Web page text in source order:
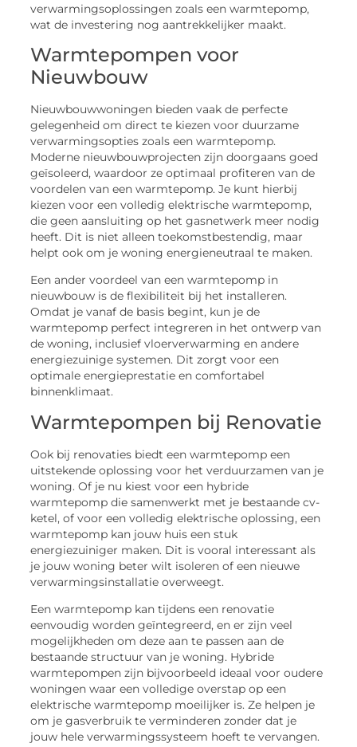
verwarmingsoplossingen zoals een warmtepomp,
wat de investering nog aantrekkelijker maakt.
Warmtepompen voor
Nieuwbouw
Nieuwbouwwoningen bieden vaak de perfecte
gelegenheid om direct te kiezen voor duurzame
verwarmingsopties zoals een warmtepomp.
Moderne nieuwbouwprojecten zijn doorgaans goed
geïsoleerd, waardoor ze optimaal profiteren van de
voordelen van een warmtepomp. Je kunt hierbij
kiezen voor een volledig elektrische warmtepomp,
die geen aansluiting op het gasnetwerk meer nodig
heeft. Dit is niet alleen toekomstbestendig, maar
helpt ook om je woning energieneutraal te maken.
Een ander voordeel van een warmtepomp in
nieuwbouw is de flexibiliteit bij het installeren.
Omdat je vanaf de basis begint, kun je de
warmtepomp perfect integreren in het ontwerp van
de woning, inclusief vloerverwarming en andere
energiezuinige systemen. Dit zorgt voor een
optimale energieprestatie en comfortabel
binnenklimaat.
Warmtepompen bij Renovatie
Ook bij renovaties biedt een warmtepomp een
uitstekende oplossing voor het verduurzamen van je
woning. Of je nu kiest voor een hybride
warmtepomp die samenwerkt met je bestaande cv-
ketel, of voor een volledig elektrische oplossing, een
warmtepomp kan jouw huis een stuk
energiezuiniger maken. Dit is vooral interessant als
je jouw woning beter wilt isoleren of een nieuwe
verwarmingsinstallatie overweegt.
Een warmtepomp kan tijdens een renovatie
eenvoudig worden geïntegreerd, en er zijn veel
mogelijkheden om deze aan te passen aan de
bestaande structuur van je woning. Hybride
warmtepompen zijn bijvoorbeeld ideaal voor oudere
woningen waar een volledige overstap op een
elektrische warmtepomp moeilijker is. Ze helpen je
om je gasverbruik te verminderen zonder dat je
jouw hele verwarmingssysteem hoeft te vervangen.